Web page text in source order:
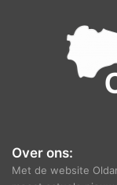
Over ons:
Met de website